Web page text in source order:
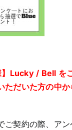
】Lucky / Bell を
ただいた方の中
ご契約の際、ア